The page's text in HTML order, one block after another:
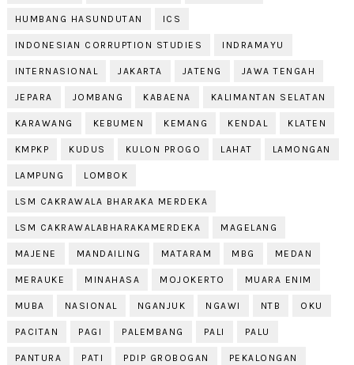
HUMBANG HASUNDUTAN ICS
INDONESIAN CORRUPTION STUDIES INDRAMAYU
INTERNASIONAL JAKARTA JATENG JAWA TENGAH
JEPARA JOMBANG KABAENA KALIMANTAN SELATAN
KARAWANG KEBUMEN KEMANG KENDAL KLATEN
KMPKP KUDUS KULON PROGO LAHAT LAMONGAN
LAMPUNG LOMBOK
LSM CAKRAWALA BHARAKA MERDEKA
LSM CAKRAWALABHARAKAMERDEKA MAGELANG
MAJENE MANDAILING MATARAM MBG MEDAN
MERAUKE MINAHASA MOJOKERTO MUARA ENIM
MUBA NASIONAL NGANJUK NGAWI NTB OKU
PACITAN PAGI PALEMBANG PALI PALU
PANTURA PATI PDIP GROBOGAN PEKALONGAN